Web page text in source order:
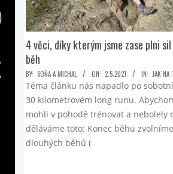
4 věci, díky kterým jsme zase plni
běh
2021-
05-
02
BY: SOŇA A MICHAL ON: 2.5.2021 IN: JAK NA
Téma článku nás napadlo po
30 kilometrovém long runu.
mohli v pohodě trénovat a nebolely
děláváme toto: Konec běhu
dlouhých běhů (